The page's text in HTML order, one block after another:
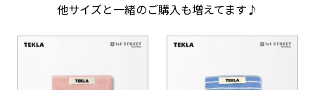
他サイズと一緒のご購入も増えてます♪